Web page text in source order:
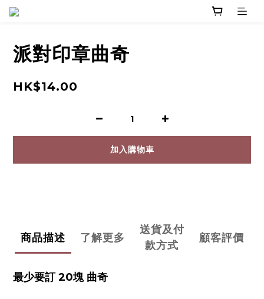
派對印章曲奇
HK$14.00
加入購物車
商品描述 了解更多
送貨及付
款方式
顧客評價
最少要訂 20塊 曲奇